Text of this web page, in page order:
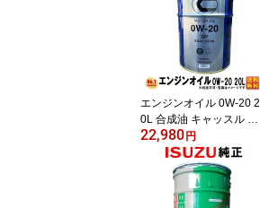
CF お得 お買い得 レース
サーキット 送料無料 (沖
縄・離島以外) 同送不可
エンジンオイル 0W-20 2
0L 合成油 キャッスル 0
W20 ペール缶 トヨタモ
ビリティパーツ トヨタ
ブランド TACTI タクティ
SP 0w20 送料無料 (沖
縄・離島以外) 同送不可
22,980 円